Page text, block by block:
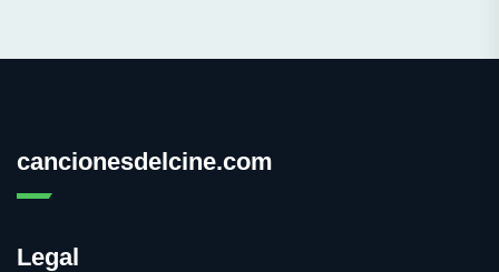
cancionesdelcine.com
Legal